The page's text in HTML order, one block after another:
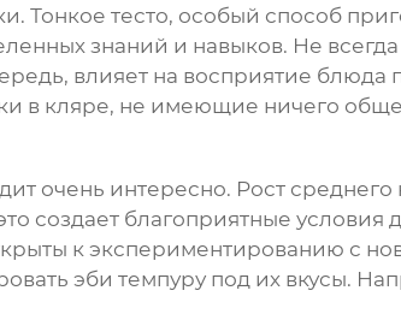
Тонкое тесто, особый способ
знаний и навыков. Не
влияет на восприятие
в кляре, не имеющие ничего
очень интересно. Рост
создает благоприятные условия
к экспериментированию с
эби темпурупод их вкусы.